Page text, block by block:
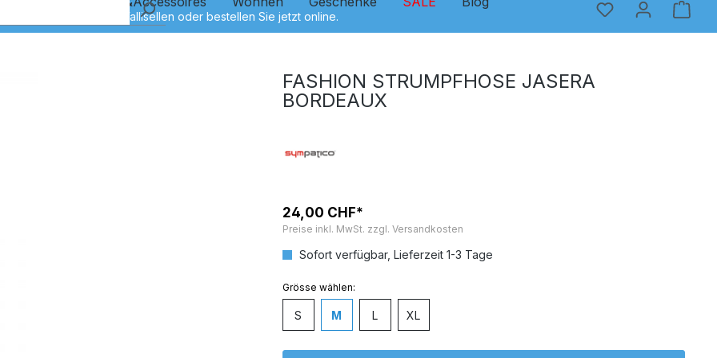
FASHION STRUMPFHOSE JASERA
BORDEAUX
24,00 CHF*
Preise inkl. MwSt. zzgl. Versandkosten
Sofort verfügbar, Lieferzeit 1-3 Tage
Grösseauswählen
S M L XL